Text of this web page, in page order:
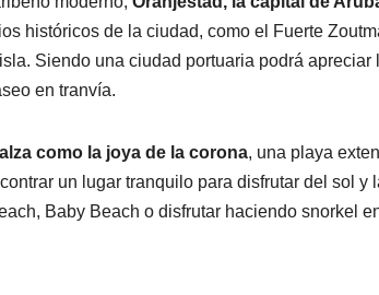
históricos de la ciudad, como el Fuerte
Siendo una ciudad portuaria podrá apreciar
en tranvía.
como la joya de la corona, una playa
un lugar tranquilo para disfrutar del sol y
Baby Beach o disfrutar haciendo snorkel